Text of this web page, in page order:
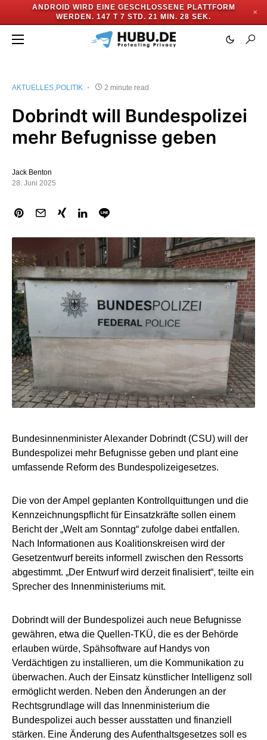
ANDROID WIRD EINE GESCHLOSSENE PLATTFORM
WERDEN. 147 T 7 STD. 21 MIN. 28 SEK.
✕
AKTUELLES POLITIK 2 minute read
Dobrindt will Bundespolizei
mehr Befugnisse geben
Jack Benton
28. Juni 2025
Bundesinnenminister Alexander Dobrindt (CSU) will der
Bundespolizei mehr Befugnisse geben und plant eine
umfassende Reform des Bundespolizeigesetzes.
Die von der Ampel geplanten Kontrollquittungen und die
Kennzeichnungspflicht für Einsatzkräfte sollen einem
Bericht der „Welt am Sonntag“ zufolge dabei entfallen.
Nach Informationen aus Koalitionskreisen wird der
Gesetzentwurf bereits informell zwischen den Ressorts
abgestimmt. „Der Entwurf wird derzeit finalisiert“, teilte ein
Sprecher des Innenministeriums mit.
Dobrindt will der Bundespolizei auch neue Befugnisse
gewähren, etwa die Quellen-TKÜ, die es der Behörde
erlauben würde, Spähsoftware auf Handys von
Verdächtigen zu installieren, um die Kommunikation zu
überwachen. Auch der Einsatz künstlicher Intelligenz soll
ermöglicht werden. Neben den Änderungen an der
Rechtsgrundlage will das Innenministerium die
Bundespolizei auch besser ausstatten und finanziell
stärken. Eine Änderung des Aufenthaltsgesetzes soll es